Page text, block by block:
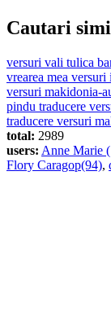
Cautari
versuri vali tulica
vrearea mea versuri
versuri makidonia-
pindu traducere
traducere versuri
total: 2989
users: Anne Marie
Flory Caragop(94),